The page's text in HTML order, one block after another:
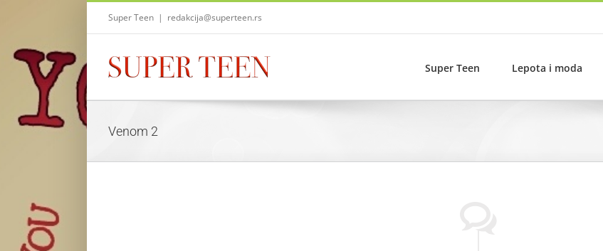
Super Teen | redakcija@superteen.rs
Super Teen Lepota i moda
Venom 2